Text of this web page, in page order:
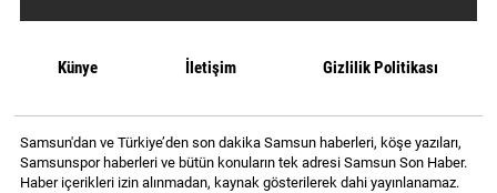
Künye İletişim Gizlilik Politikası
Samsun'dan ve Türkiye’den son dakika Samsun haberleri, köşe yazıları,
Samsunspor haberleri ve bütün konuların tek adresi Samsun Son Haber.
Haber içerikleri izin alınmadan, kaynak gösterilerek dahi yayınlanamaz.